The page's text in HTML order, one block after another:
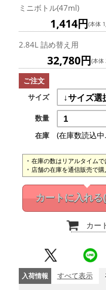
ミニボトル(47ml)
1,414円(本体
2.84L 詰め替え用
32,780円(本体
ご注文
サイズ
数量
在庫
(在庫数読込中
在庫の数はリアルタイムで
店舗の在庫を通信販売で購
カートに入れる
カー
入荷情報 すべて表示